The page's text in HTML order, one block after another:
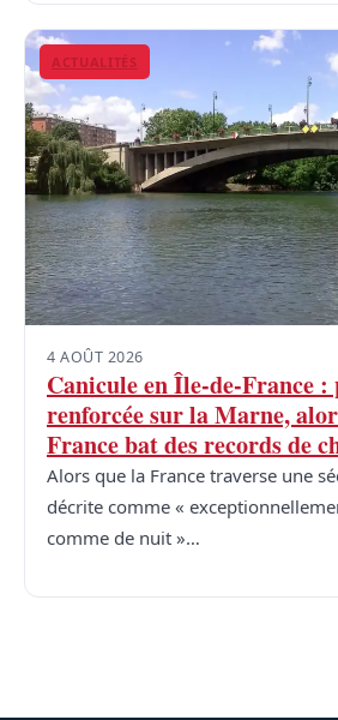
ACTUALITÉS
4 AOÛT 2026
Canicule en Île-de-France :
renforcée sur la Marne,
France bat des records de
Alors que la France traverse une
décrite comme «
comme de nuit »…